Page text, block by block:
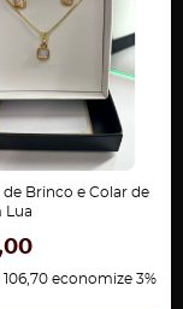
Brinco e Colar de
Lua
106,70 economize 3%